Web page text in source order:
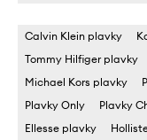
Calvin Klein plavky
Tommy Hilfiger plavky
Michael Kors plavky
Plavky Only
Plavky
Ellesse plavky